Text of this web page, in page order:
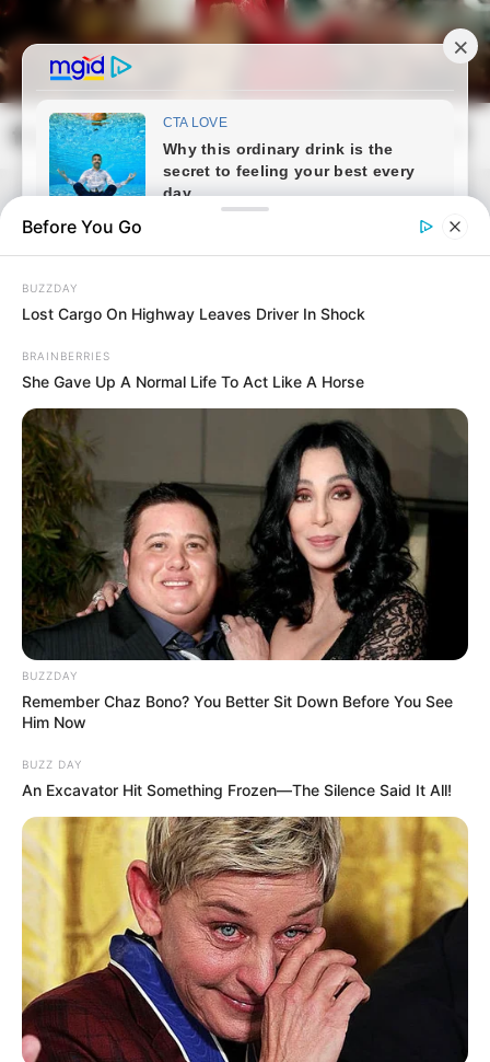
Skip
to
content
frissvilag.com
Posted
in
Friss hírek
Magyar Péter rábólintott: jöhet a
40 év utáni nyugdíj a férfiaknak
is
bySzerző • June 10, 2026
Before You Go
BUZZDAY
Lost Cargo On Highway Leaves Driver In Shock
BRAINBERRIES
She Gave Up A Normal Life To Act Like A Horse
BUZZDAY
Remember Chaz Bono? You Better Sit Down Before You See
Him Now
BUZZ DAY
An Excavator Hit Something Frozen—The Silence Said It All!